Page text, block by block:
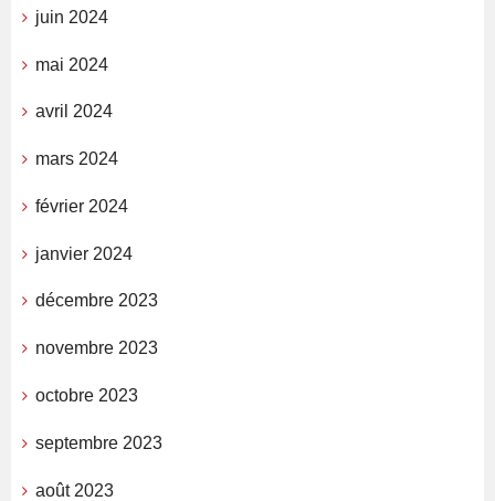
juin 2024
mai 2024
avril 2024
mars 2024
février 2024
janvier 2024
décembre 2023
novembre 2023
octobre 2023
septembre 2023
août 2023